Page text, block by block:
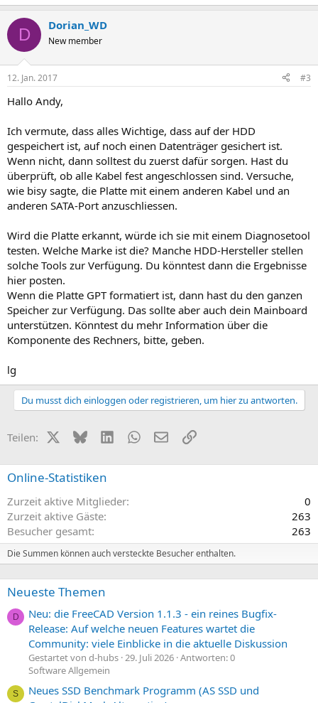
D Dorian_WD
New member
12. Jan. 2017 #3
Hallo Andy,
Ich vermute, dass alles Wichtige, dass auf der HDD
gespeichert ist, auf noch einen Datenträger gesichert ist.
Wenn nicht, dann solltest du zuerst dafür sorgen. Hast du
überprüft, ob alle Kabel fest angeschlossen sind. Versuche,
wie bisy sagte, die Platte mit einem anderen Kabel und an
anderen SATA-Port anzuschliessen.
Wird die Platte erkannt, würde ich sie mit einem Diagnosetool
testen. Welche Marke ist die? Manche HDD-Hersteller stellen
solche Tools zur Verfügung. Du könntest dann die Ergebnisse
hier posten.
Wenn die Platte GPT formatiert ist, dann hast du den ganzen
Speicher zur Verfügung. Das sollte aber auch dein Mainboard
unterstützen. Könntest du mehr Information über die
Komponente des Rechners, bitte, geben.
lg
Du musst dich einloggen oder registrieren, um hier zu antworten.
Teilen: X (Twitter)
BlueskyLinkedInWhatsApp
E-MailLink
Online-Statistiken
Zurzeit aktive Mitglieder
0
Zurzeit aktive Gäste
263
Besucher gesamt
263
Die Summen können auch versteckte Besucher enthalten.
Neueste Themen
D
Neu: die FreeCAD Version 1.1.3 - ein reines Bugfix-
Release: Auf welche neuen Features wartet die
Community: viele Einblicke in die aktuelle Diskussion
Gestartet von d-hubs 29. Juli 2026 Antworten: 0
Software Allgemein
S
Neues SSD Benchmark Programm (AS SSD und